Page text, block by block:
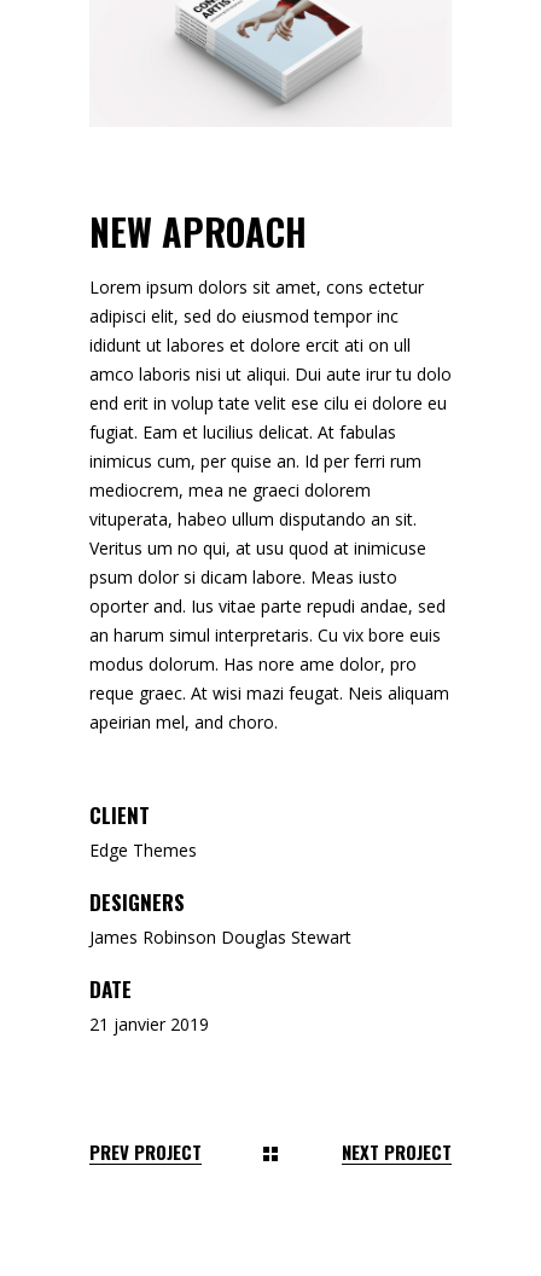
NEW APROACH
Lorem ipsum dolors sit amet, cons ectetur
adipisci elit, sed do eiusmod tempor inc
ididunt ut labores et dolore ercit ati on ull
amco laboris nisi ut aliqui. Dui aute irur tu dolo
end erit in volup tate velit ese cilu ei dolore eu
fugiat. Eam et lucilius delicat. At fabulas
inimicus cum, per quise an. Id per ferri rum
mediocrem, mea ne graeci dolorem
vituperata, habeo ullum disputando an sit.
Veritus um no qui, at usu quod at inimicuse
psum dolor si dicam labore. Meas iusto
oporter and. Ius vitae parte repudi andae, sed
an harum simul interpretaris. Cu vix bore euis
modus dolorum. Has nore ame dolor, pro
reque graec. At wisi mazi feugat. Neis aliquam
apeirian mel, and choro.
CLIENT
Edge Themes
DESIGNERS
James Robinson Douglas Stewart
DATE
21 janvier 2019
PREV PROJECT NEXT PROJECT